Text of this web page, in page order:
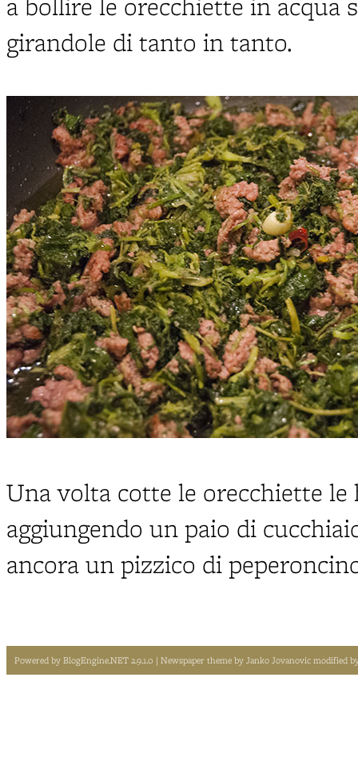
girandole di tanto in tanto.
Una volta cotte le orecchiette le
aggiungendo un paio di
ancora un pizzico di
Powered byBlogEngine.NET 2.9.1.0 | Newspaper theme byJanko Jovanovicmodified